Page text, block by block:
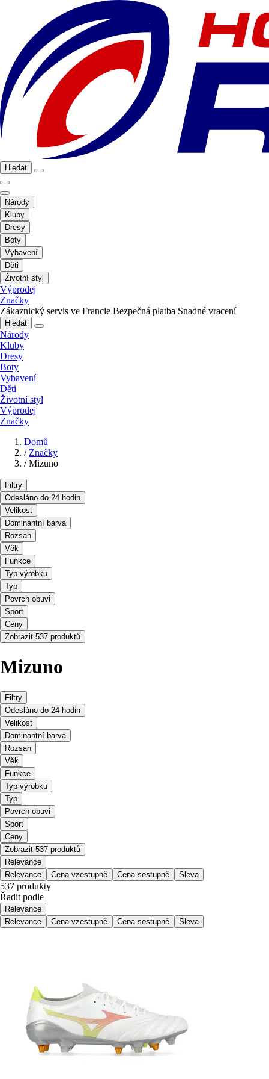
Hledat
Národy
Kluby
Dresy
Boty
Vybavení
Děti
Životní styl
Výprodej
Značky
Zákaznický servis ve Francie Bezpečná platba Snadné vracení
Hledat
Národy
Kluby
Dresy
Boty
Vybavení
Děti
Životní styl
Výprodej
Značky
Domů
/ Značky
/ Mizuno
Filtry
Odesláno do 24 hodin
Velikost
Dominantní barva
Rozsah
Věk
Funkce
Typ výrobku
Typ
Povrch obuvi
Sport
Ceny
Zobrazit 537 produktů
Mizuno
Filtry
Odesláno do 24 hodin
Velikost
Dominantní barva
Rozsah
Věk
Funkce
Typ výrobku
Typ
Povrch obuvi
Sport
Ceny
Zobrazit 537 produktů
Relevance
Relevance
Cena vzestupně Cena sestupně Sleva
537 produkty
Řadit podle
Relevance
Relevance
Cena vzestupně Cena sestupně Sleva